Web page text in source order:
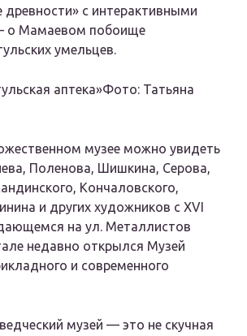
древности» с интерактивными
о Мамаевом побоище
умельцев.
аптека»Фото: Татьяна
музее можно увидеть
Поленова, Шишкина, Серова,
Кончаловского,
и других художников с XVI
на ул. Металлистов
недавно открылся Музей
и современного
музей — это не скучная